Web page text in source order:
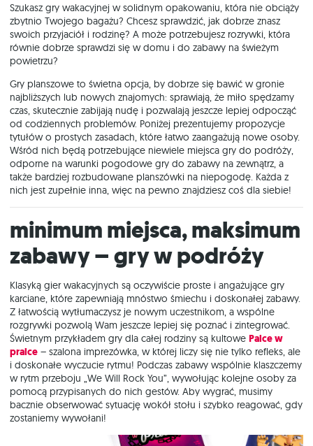
Szukasz gry wakacyjnej w solidnym opakowaniu, która nie obciąży
zbytnio Twojego bagażu? Chcesz sprawdzić, jak dobrze znasz
swoich przyjaciół i rodzinę? A może potrzebujesz rozrywki, która
równie dobrze sprawdzi się w domu i do zabawy na świeżym
powietrzu?
Gry planszowe to świetna opcja, by dobrze się bawić w gronie
najbliższych lub nowych znajomych: sprawiają, że miło spędzamy
czas, skutecznie zabijają nudę i pozwalają jeszcze lepiej odpocząć
od codziennych problemów. Poniżej prezentujemy propozycje
tytułów o prostych zasadach, które łatwo zaangażują nowe osoby.
Wśród nich będą potrzebujące niewiele miejsca gry do podróży,
odporne na warunki pogodowe gry do zabawy na zewnątrz, a
także bardziej rozbudowane planszówki na niepogodę. Każda z
nich jest zupełnie inna, więc na pewno znajdziesz coś dla siebie!
Minimum miejsca, maksimum
zabawy – gry w podróży
Klasyką gier wakacyjnych są oczywiście proste i angażujące gry
karciane, które zapewniają mnóstwo śmiechu i doskonałej zabawy.
Z łatwością wytłumaczysz je nowym uczestnikom, a wspólne
rozgrywki pozwolą Wam jeszcze lepiej się poznać i zintegrować.
Świetnym przykładem gry dla całej rodziny są kultowe Palce w
pralce – szalona imprezówka, w której liczy się nie tylko refleks, ale
i doskonałe wyczucie rytmu! Podczas zabawy wspólnie klaszczemy
w rytm przeboju „We Will Rock You”, wywołując kolejne osoby za
pomocą przypisanych do nich gestów. Aby wygrać, musimy
bacznie obserwować sytuację wokół stołu i szybko reagować, gdy
zostaniemy wywołani!